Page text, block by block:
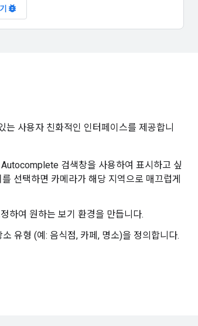
bug_report
사용자 친화적인 인터페이스를 제공합니
검색창을 사용하여 표시하고 싶
선택하면 카메라가 해당 지역으로 매끄럽게
하여 원하는 보기 환경을 만듭니다.
유형 (예: 음식점, 카페, 명소)을 정의합니다.